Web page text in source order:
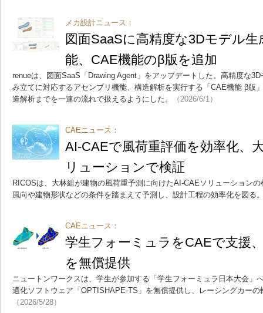
メカ設計ニュース：
図面SaaSに高精度な3Dモデル
能、CAE機能のβ版を追加
renueは、図面SaaS「Drawing Agent」をアップデートした。高精度な
み立てに対応するアセンブリ機能、構造解析を実行する「CAE機能 β版
造解析までを一連の流れで扱えるようにした。
（2026/6/1）
CAEニュース：
AI-CAEで風荷重評価を効率化、
リューションで検証
RICOSは、大林組が建物の風荷重予測に向けたAI-CAEソリューション
風向や建物形状などの条件を踏まえて予測し、設計工程の効率化を図る
CAEニュース：
学生フォーミュラをCAEで支援
を無償提供
ニュートンワークスは、学生が参加する「学生フォーミュラ日本大会」
適化ソフトウェア「OPTISHAPE-TS」を無償提供し、レーシングカー
（2026/5/28）